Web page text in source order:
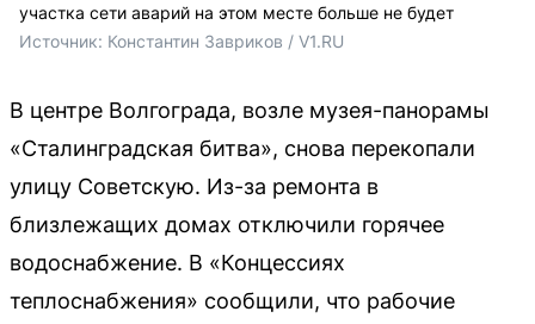
участка сети аварий на этом месте больше не будет
Источник: Константин Завриков / V1.RU
В центре Волгограда, возле музея-панорамы
«Сталинградская битва», снова перекопали
улицу Советскую. Из-за ремонта в
близлежащих домах отключили горячее
водоснабжение. В «Концессиях
теплоснабжения» сообщили, что рабочие